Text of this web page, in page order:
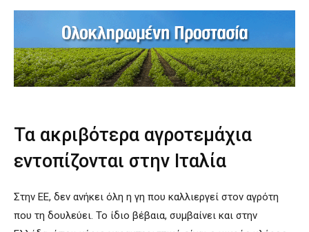
Τα ακριβότερα αγροτεμάχια
εντοπίζονται στην Ιταλία
Στην ΕΕ, δεν ανήκει όλη η γη που καλλιεργεί στον αγρότη
που τη δουλεύει. Το ίδιο βέβαια, συμβαίνει και στην